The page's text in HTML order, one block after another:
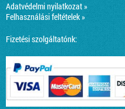
Adatvédelmi nyilatkozat »
Felhasználási feltételek »
Fizetési szolgáltatónk: